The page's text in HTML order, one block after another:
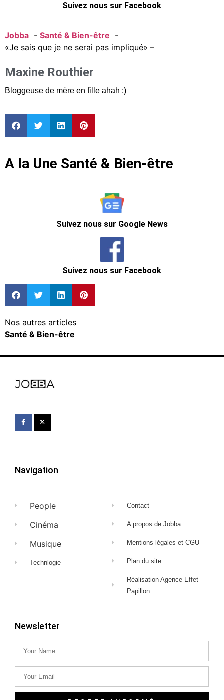
Suivez nous sur Facebook
Jobba
Santé & Bien-être
«Je sais que je ne serai pas impliqué» –
Maxine Routhier
Bloggeuse de mère en fille ahah ;)
A la Une Santé & Bien-être
Suivez nous sur Google News
Suivez nous sur Facebook
Nos autres articles
Santé & Bien-être
Navigation
People
Cinéma
Musique
Technlogie
Contact
A propos de Jobba
Mentions légales et CGU
Plan du site
Réalisation Agence Effet
Papillon
Newsletter